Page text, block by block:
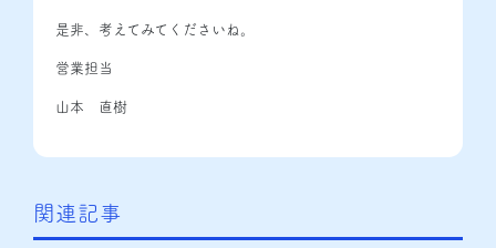
是非、考えてみてくださいね。
営業担当
山本 直樹
関連記事